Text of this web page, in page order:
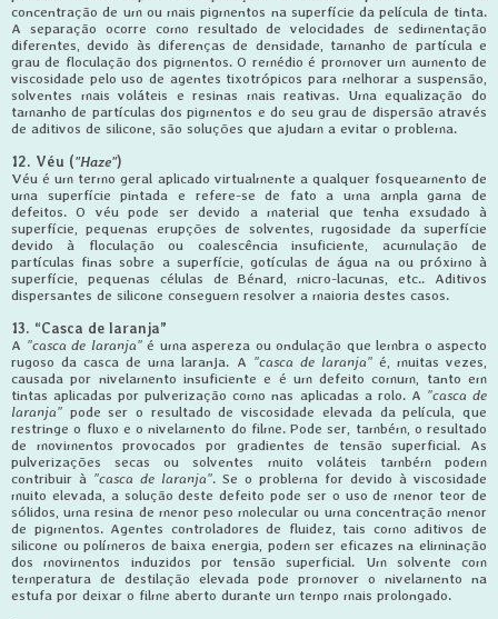
concentração de um ou mais pigmentos na superfície da película de tinta.
A separação ocorre como resultado de velocidades de sedimentação
diferentes, devido às diferenças de densidade, tamanho de partícula e
grau de floculação dos pigmentos. O remédio é promover um aumento de
viscosidade pelo uso de agentes tixotrópicos para melhorar a suspensão,
solventes mais voláteis e resinas mais reativas. Uma equalização do
tamanho de partículas dos pigmentos e do seu grau de dispersão através
de aditivos de silicone, são soluções que ajudam a evitar o problema.
12. Véu ("Haze")
Véu é um termo geral aplicado virtualmente a qualquer fosqueamento de
uma superfície pintada e refere-se de fato a uma ampla gama de
defeitos. O véu pode ser devido a material que tenha exsudado à
superfície, pequenas erupções de solventes, rugosidade da superfície
devido à floculação ou coalescência insuficiente, acumulação de
partículas finas sobre a superfície, gotículas de água na ou próximo à
superfície, pequenas células de Bénard, micro-lacunas, etc.. Aditivos
dispersantes de silicone conseguem resolver a maioria destes casos.
13. “Casca de laranja”
A "casca de laranja"é uma aspereza ou ondulação que lembra o aspecto
rugoso da casca de uma laranja. A "casca de laranja"é, muitas vezes,
causada por nivelamento insuficiente e é um defeito comum, tanto em
tintas aplicadas por pulverização como nas aplicadas a rolo. A "casca de
laranja" pode ser o resultado de viscosidade elevada da película, que
restringe o fluxo e o nivelamento do filme. Pode ser, também, o resultado
de movimentos provocados por gradientes de tensão superficial. As
pulverizações secas ou solventes muito voláteis também podem
contribuir à "casca de laranja". Se o problema for devido à viscosidade
muito elevada, a solução deste defeito pode ser o uso de menor teor de
sólidos, uma resina de menor peso molecular ou uma concentração menor
de pigmentos. Agentes controladores de fluidez, tais como aditivos de
silicone ou polímeros de baixa energia, podem ser eficazes na eliminação
dos movimentos induzidos por tensão superficial. Um solvente com
temperatura de destilação elevada pode promover o nivelamento na
estufa por deixar o filme aberto durante um tempo mais prolongado.